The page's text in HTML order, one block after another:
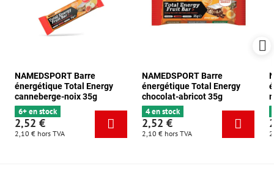
NAMEDSPORT Barre
énergétique Total Energy
canneberge-noix 35g
6+ en stock
2,52 €
2,10 € hors TVA
NAMEDSPORT Barre
énergétique Total Energy
chocolat-abricot 35g
4 en stock
2,52 €
2,10 € hors TVA